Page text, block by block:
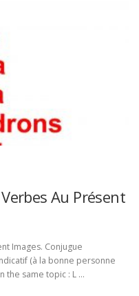
Au Présent
Images. Conjugue
(à la bonne personne
the same topic : L …